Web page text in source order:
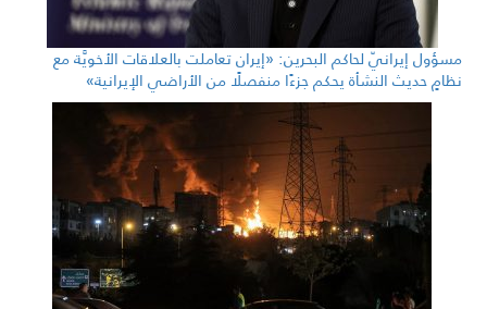
مسؤول إيرانيّ لحاكم البحرين: «إيران تعاملت بالعلاقات الأخويَّة مع
نظامٍ حديث النشأة يحكم جزءًا منفصلًا من الأراضي الإيرانية»